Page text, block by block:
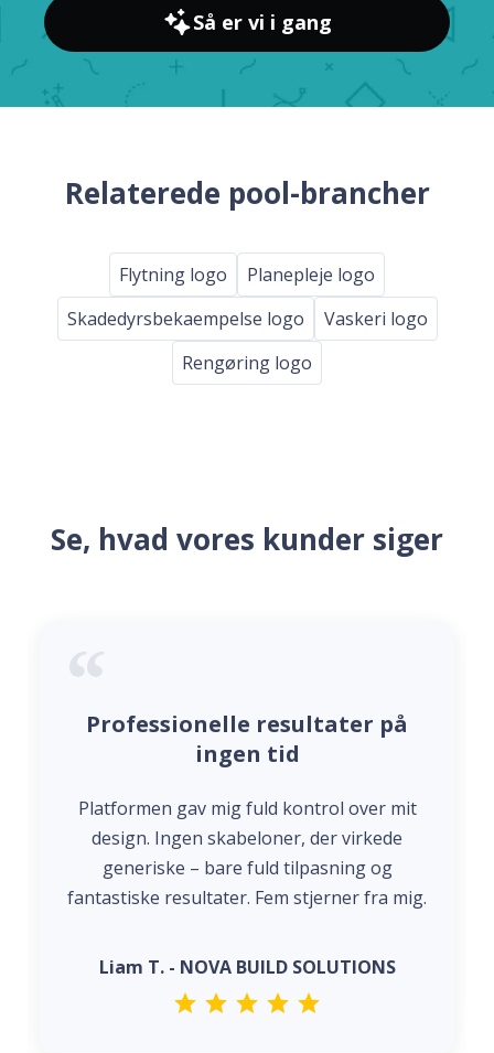
Så er vi i gang
Relaterede pool-brancher
Flytning logo
Planepleje logo
Skadedyrsbekaempelse logo
Vaskeri logo
Rengøring logo
Se, hvad vores kunder siger
Professionelle resultater på
ingen tid
Platformen gav mig fuld kontrol over mit
design. Ingen skabeloner, der virkede
generiske – bare fuld tilpasning og
fantastiske resultater. Fem stjerner fra mig.
Liam T. - NOVA BUILD SOLUTIONS